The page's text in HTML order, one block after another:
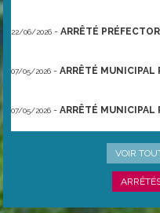
ARRÊTÉ
ARRÊTÉ MUNICIPAL
ARRÊTÉ MUNICIPAL
UNE NAISSANCE
VOIR